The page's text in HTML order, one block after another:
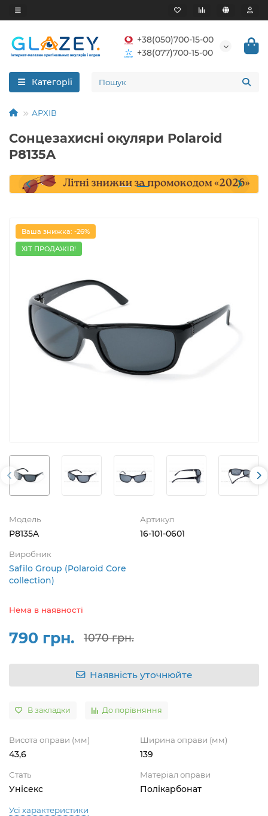
+38(050)700-15-00
+38(077)700-15-00
Категорії
АРХІВ
Сонцезахисні окуляри Polaroid
P8135A
Ваша знижка: -26%
ХІТ ПРОДАЖІВ!
Модель
P8135A
Артикул
16-101-0601
Виробник
Safilo Group (Polaroid Core
collection)
Нема в наявності
790 грн. 1070 грн.
Наявність уточнюйте
В закладки До порівняння
Висота оправи (мм)
43,6
Ширина оправи (мм)
139
Стать
Унісекс
Матеріал оправи
Полікарбонат
Усі характеристики